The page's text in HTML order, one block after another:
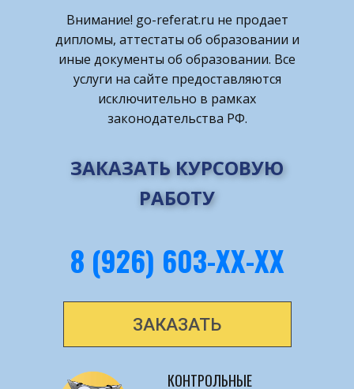
Внимание! ​go-referat.ru не продает
дипломы, аттестаты об образовании и
иные документы об образовании. Все
услуги на сайте предоставляются
исключительно в рамках
законодательства РФ.
ЗАКАЗАТЬ КУРСОВУЮ
РАБОТУ
8 (926) 603-ХХ-ХХ
ЗАКАЗАТЬ
КОНТРОЛЬНЫЕ